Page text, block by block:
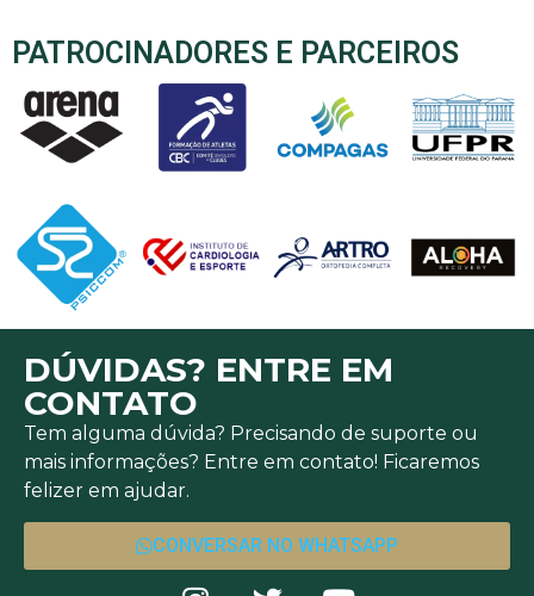
PATROCINADORES E PARCEIROS
DÚVIDAS? ENTRE EM
CONTATO
Tem alguma dúvida? Precisando de suporte ou
mais informações? Entre em contato! Ficaremos
felizer em ajudar.
CONVERSAR NO WHATSAPP